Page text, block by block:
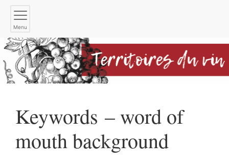
Menu
Keywords – word of
mouth background